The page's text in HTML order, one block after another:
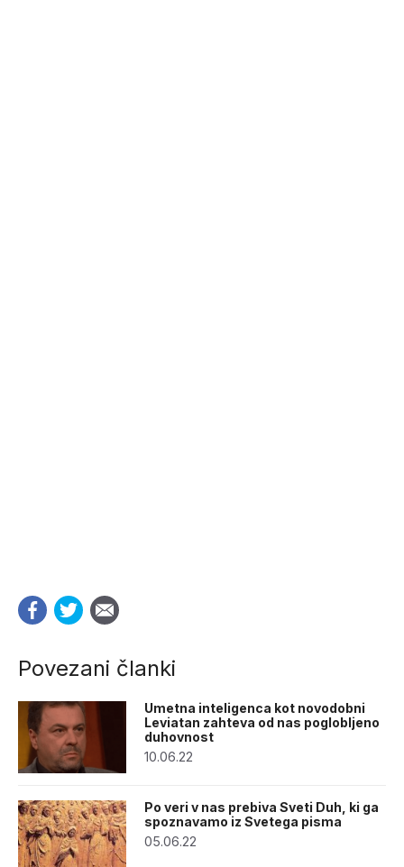
Povezani članki
Umetna inteligenca kot novodobni
Leviatan zahteva od nas poglobljeno
duhovnost
10.06.22
Po veri v nas prebiva Sveti Duh, ki ga
spoznavamo iz Svetega pisma
05.06.22